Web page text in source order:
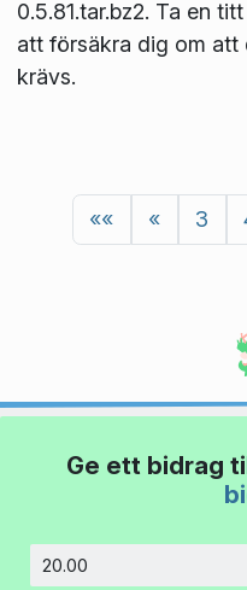
0.5.81.tar.bz2. Ta en
att försäkra dig om att
krävs.
«« « 3
Ge ett bidrag